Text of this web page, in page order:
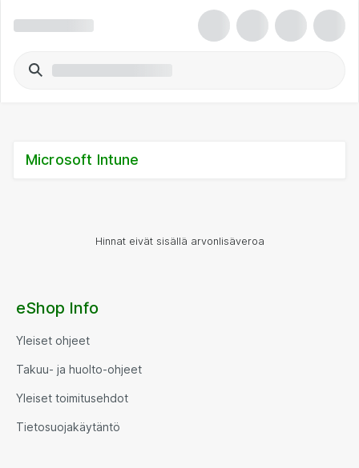
Microsoft Intune
Hinnat eivät sisällä arvonlisäveroa
eShop Info
Yleiset ohjeet
Takuu- ja huolto-ohjeet
Yleiset toimitusehdot
Tietosuojakäytäntö